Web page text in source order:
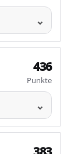
436
Punkte